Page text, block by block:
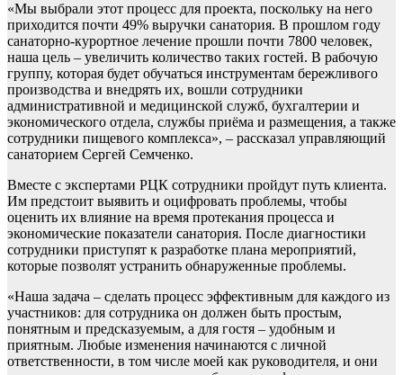
«Мы выбрали этот процесс для проекта, поскольку на него
приходится почти 49% выручки санатория. В прошлом году
санаторно-курортное лечение прошли почти 7800 человек,
наша цель – увеличить количество таких гостей. В рабочую
группу, которая будет обучаться инструментам бережливого
производства и внедрять их, вошли сотрудники
административной и медицинской служб, бухгалтерии и
экономического отдела, службы приёма и размещения, а также
сотрудники пищевого комплекса», – рассказал управляющий
санаторием Сергей Семченко.
Вместе с экспертами РЦК сотрудники пройдут путь клиента.
Им предстоит выявить и оцифровать проблемы, чтобы
оценить их влияние на время протекания процесса и
экономические показатели санатория. После диагностики
сотрудники приступят к разработке плана мероприятий,
которые позволят устранить обнаруженные проблемы.
«Наша задача – сделать процесс эффективным для каждого из
участников: для сотрудника он должен быть простым,
понятным и предсказуемым, а для гостя – удобным и
приятным. Любые изменения начинаются с личной
ответственности, в том числе моей как руководителя, и они